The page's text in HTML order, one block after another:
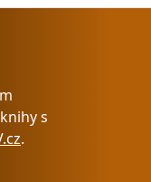
s
.